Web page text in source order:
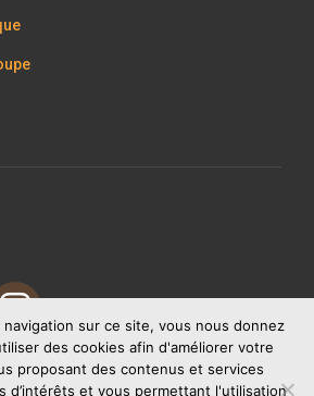
sur ce site, vous nous donnez
des cookies afin d'améliorer votre
proposant des contenus et services
d’intérêts et vous permettant l'utilisation